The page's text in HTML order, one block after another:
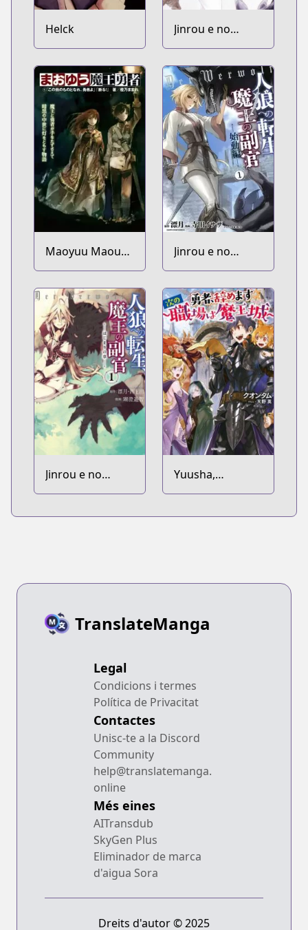
Helck
Jinrou e no
Tensei, Maou no
Fukukan
Maoyuu Maou
Yuusha
Jinrou e no
Tensei, Maou no
Fukukan:
Shidou-hen
Jinrou e no
Tensei, Maou no
Yuusha,
Yamemasu:
TranslateManga
Legal
Condicions i termes
Política de Privacitat
Contactes
Unisc-te a la Discord
Community
help@translatemanga.
online
Més eines
AITransdub
SkyGen Plus
Eliminador de marca
d'aigua Sora
Dreits d'autor © 2025